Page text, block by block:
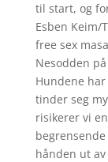
til start, og
Esben Keim/
free sex
Nesodden
Hundene
tinder seg
risikerer vi
hånden ut